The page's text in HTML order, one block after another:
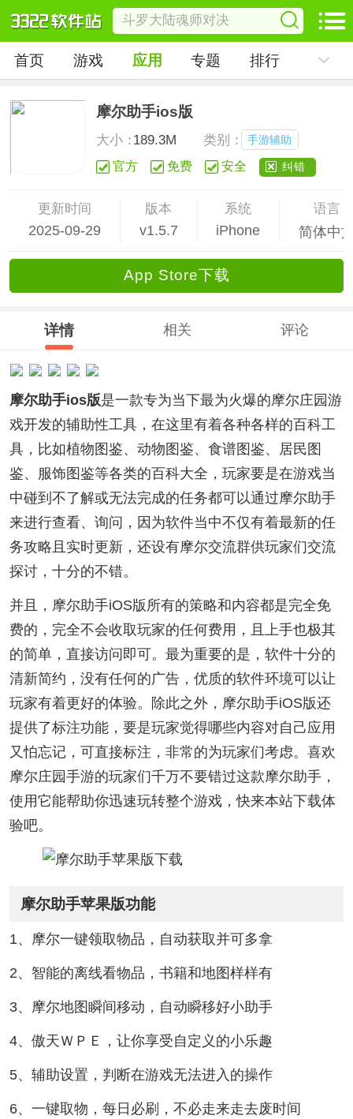
首页 游戏 应用 专题 排行
摩尔助手ios版
大小：189.3M 类别： 手游辅助
官方 免费 安全 纠错
更新时间
2025-09-29
版本
v1.5.7
系统
iPhone
语言
简体中
App Store下载
详情 相关 评论
摩尔助手ios版是一款专为当下最为火爆的摩尔庄园游
戏开发的辅助性工具，在这里有着各种各样的百科工
具，比如植物图鉴、动物图鉴、食谱图鉴、居民图
鉴、服饰图鉴等各类的百科大全，玩家要是在游戏当
中碰到不了解或无法完成的任务都可以通过摩尔助手
来进行查看、询问，因为软件当中不仅有着最新的任
务攻略且实时更新，还设有摩尔交流群供玩家们交流
探讨，十分的不错。
并且，摩尔助手iOS版所有的策略和内容都是完全免
费的，完全不会收取玩家的任何费用，且上手也极其
的简单，直接访问即可。最为重要的是，软件十分的
清新简约，没有任何的广告，优质的软件环境可以让
玩家有着更好的体验。除此之外，摩尔助手iOS版还
提供了标注功能，要是玩家觉得哪些内容对自己应用
又怕忘记，可直接标注，非常的为玩家们考虑。喜欢
摩尔庄园手游的玩家们千万不要错过这款摩尔助手，
使用它能帮助你迅速玩转整个游戏，快来本站下载体
验吧。
摩尔助手苹果版功能
1、摩尔一键领取物品，自动获取并可多拿
2、智能的离线看物品，书籍和地图样样有
3、摩尔地图瞬间移动，自动瞬移好小助手
4、傲天ＷＰＥ，让你享受自定义的小乐趣
5、辅助设置，判断在游戏无法进入的操作
6、一键取物，每日必刷，不必走来走去废时间